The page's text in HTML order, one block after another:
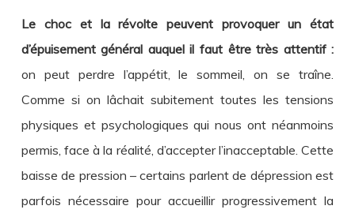
Le choc et la révolte peuvent provoquer un état
d’épuisement général auquel il faut être très attentif :
on peut perdre l’appétit, le sommeil, on se traîne.
Comme si on lâchait subitement toutes les tensions
physiques et psychologiques qui nous ont néanmoins
permis, face à la réalité, d’accepter l’inacceptable. Cette
baisse de pression – certains parlent de dépression est
parfois nécessaire pour accueillir progressivement la